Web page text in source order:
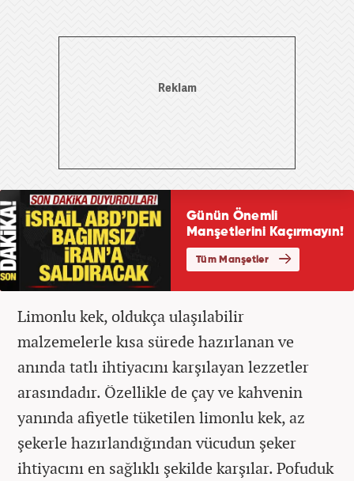
Limonlu kek, oldukça ulaşılabilir
malzemelerle kısa sürede hazırlanan ve
anında tatlı ihtiyacını karşılayan lezzetler
arasındadır. Özellikle de çay ve kahvenin
yanında afiyetle tüketilen limonlu kek, az
şekerle hazırlandığından vücudun şeker
ihtiyacını en sağlıklı şekilde karşılar. Pofuduk